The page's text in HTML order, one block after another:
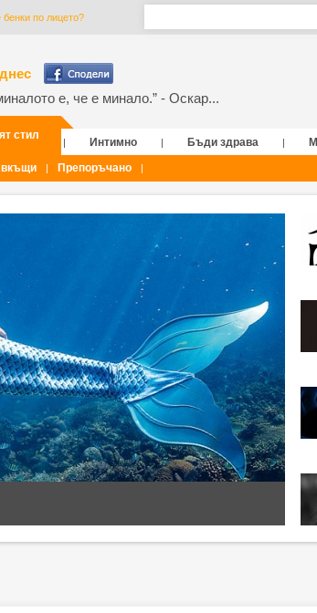
по лицето?
е, че е минало.” - Оскар...
стил
| Интимно | Бъди здрава |
| Препоръчано |